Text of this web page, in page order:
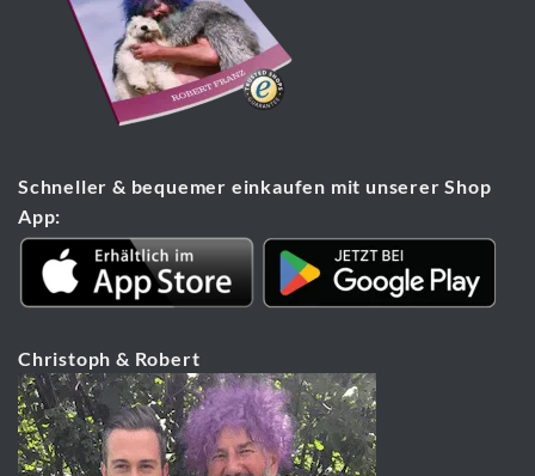
Schneller & bequemer einkaufen mit unserer Shop
App:
Christoph & Robert